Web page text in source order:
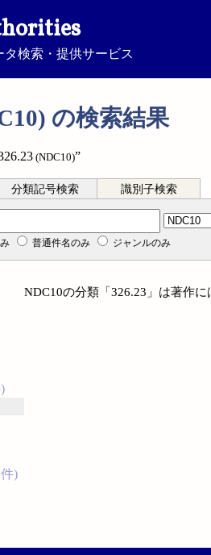
検索・提供サービス
の検索結果
(NDC10)”
分類記号検索 識別子検索
普通件名のみ ジャンルのみ
)
NDC10の分類「326.23」は著作